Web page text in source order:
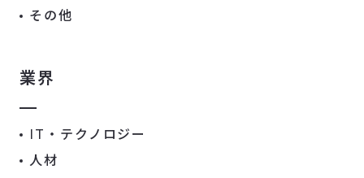
その他
業界
IT・テクノロジー
人材